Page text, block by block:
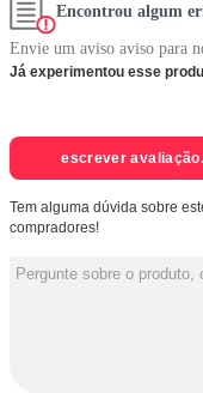
Encontrou algum
Envie um aviso aviso para
Já experimentou esse
escrever
Tem alguma dúvida sobre
compradores!